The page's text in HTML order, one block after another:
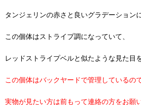
タンジェリンの赤さと良いグラデーション
この個体はストライプ調になっていて、
レッドストライプベルと似たような見た目
この個体はバックヤードで管理しているの
実物が見たい方は前もって連絡の方をお願